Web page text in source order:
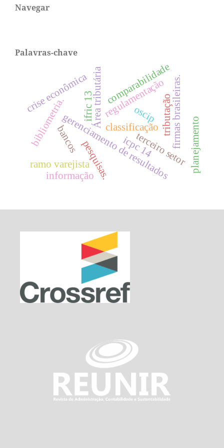
Navegar
Palavras-chave
classificação
Área tributária tributação
gerenciamento de resultadosfirmas brasileiras.
bibliometria.bancos
crise econômica regulamentação
pesquisas. terceiro setor
oscip
ramo varejista
ifric 13
comparabilidade
planejamento
icpc 14
informação